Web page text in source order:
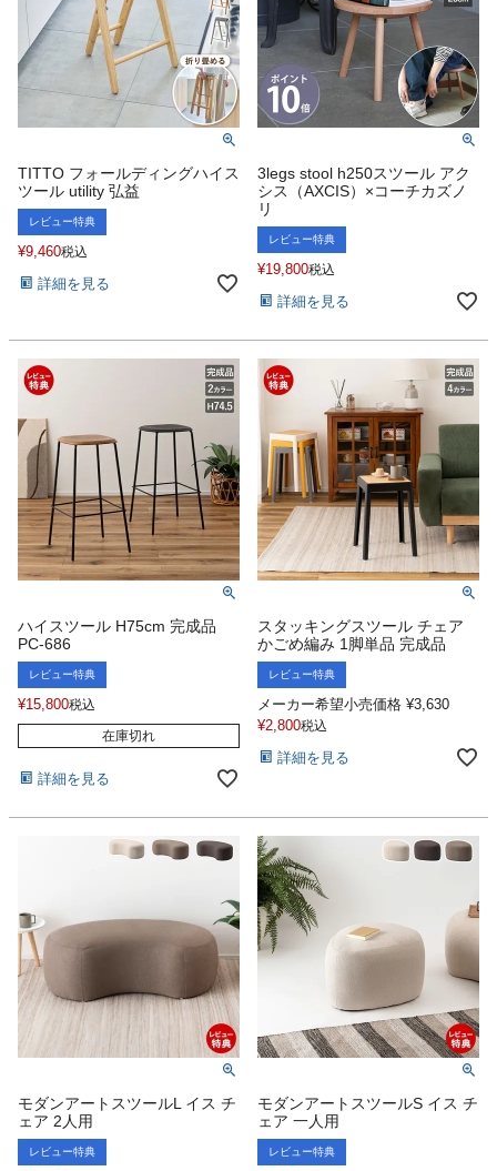
TITTO フォールディングハイス
ツール utility 弘益
レビュー特典
¥9,460税込
詳細を見る
3legs stool h250スツール アク
シス（AXCIS）×コーチカズノ
リ
レビュー特典
¥19,800税込
詳細を見る
ハイスツール H75cm 完成品
PC-686
レビュー特典
¥15,800税込
在庫切れ
詳細を見る
スタッキングスツール チェア
かごめ編み 1脚単品 完成品
レビュー特典
メーカー希望小売価格 ¥3,630
¥2,800税込
詳細を見る
モダンアートスツールL イス チ
ェア 2人用
レビュー特典
モダンアートスツールS イス チ
ェア 一人用
レビュー特典